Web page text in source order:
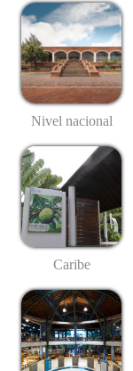
Nivel nacional
Caribe